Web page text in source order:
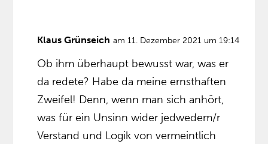
Klaus Grünseich am 11. Dezember 2021 um 19:14
Ob ihm überhaupt bewusst war, was er
da redete? Habe da meine ernsthaften
Zweifel! Denn, wenn man sich anhört,
was für ein Unsinn wider jedwedem/r
Verstand und Logik von vermeintlich